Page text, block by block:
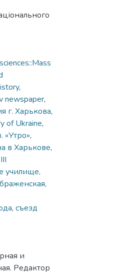
,
newspaper,
г. Харькова,
of Ukraine,
«Утро»,
в Харькове,
III
училище,
, съезд
и
Редактор